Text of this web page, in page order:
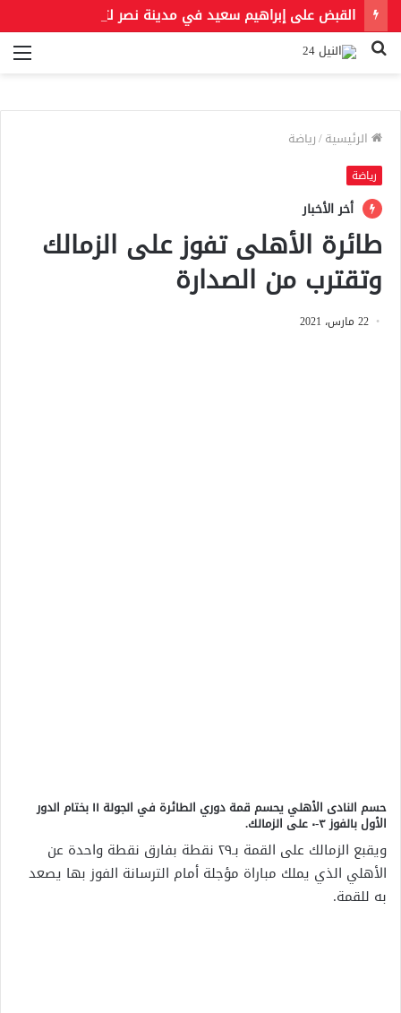
بحث
الرئيسية/رياضة
رياضة
أخر الأخبار
طائرة الأهلى تفوز على الزمالك
وتقترب من الصدارة
22 مارس، 2021
حسم النادى الأهلي يحسم قمة دوري الطائرة في الجولة ١١ بختام الدور
الأول بالفوز ٣-٠ على الزمالك.
ويقبع الزمالك على القمة بـ٢٩ نقطة بفارق نقطة واحدة عن
الأهلي الذي يملك مباراة مؤجلة أمام الترسانة الفوز بها يصعد
به للقمة.